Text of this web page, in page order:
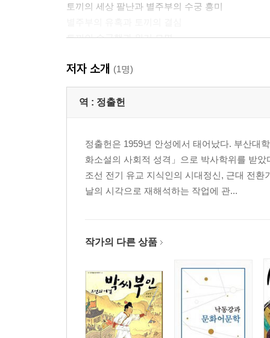
토끼의 세상 팔난과 별주부의 수궁 흥미
토끼의 수궁행과 위기 모면
토끼의 생환과 별주부의 최후
장끼전
콩을 둘러싼 장끼 부부의 논란
콩을 먹으려던 장끼의 죽음
과부가 된 까투리의 수난
과부 까투리와 홀아비 장끼의 결합
원본 『장끼전』
『토끼전』 해설｜동물우화로 담아낸 봉건국가의
『장끼전』 해설｜동물우화에 담은 유랑민 부부의
저자 소개 (1명)
역 : 정출헌
정출헌은 1959년 안성에서 태어났다. 부산대
화소설의 사회적 성격」으로 박사학위를 받
조선 전기 유교 지식인의 시대정신, 근대 전
날의 시각으로 재해석하는 작업에 관...
작가의 다른 상품